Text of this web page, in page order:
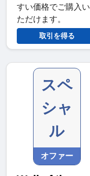
すい価格でご購入い
ただけます。
取引を得る
スペ
シャ
ル
オファー